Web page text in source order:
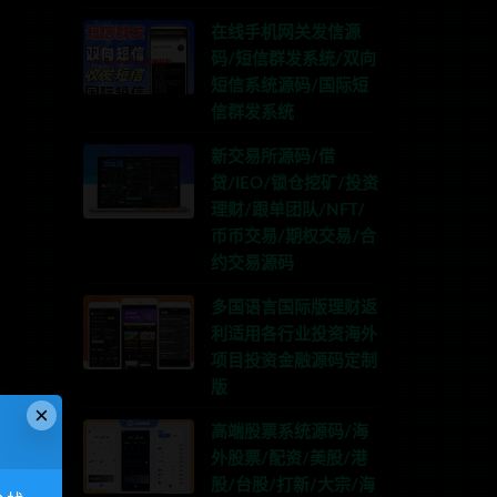
在线手机网关发信源
码/短信群发系统/双向
短信系统源码/国际短
信群发系统
新交易所源码/借
贷/IEO/锁仓挖矿/投资
理财/跟单团队/NFT/
币币交易/期权交易/合
约交易源码
多国语言国际版理财返
利适用各行业投资海外
项目投资金融源码定制
版
高端股票系统源码/海
外股票/配资/美股/港
股/台股/打新/大宗/海
×